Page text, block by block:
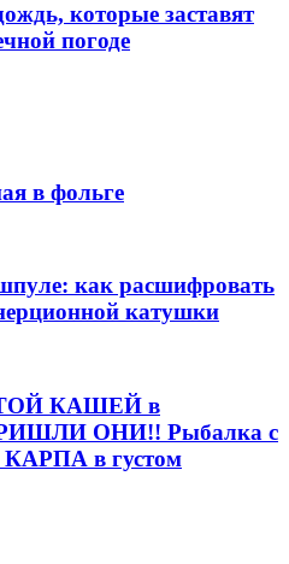
которые заставят
погоде
в фольге
как расшифровать
катушки
КАШЕЙ в
ОНИ!! Рыбалка с
в густом